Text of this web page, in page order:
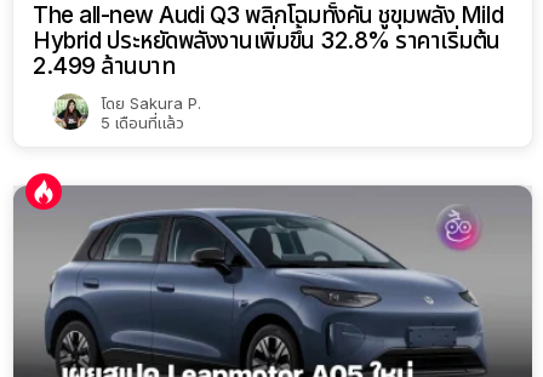
The all-new Audi Q3 พลิกโฉมทั้งคัน ชูขุมพลัง Mild
Hybrid ประหยัดพลังงานเพิ่มขึ้น 32.8% ราคาเริ่มต้น
2.499 ล้านบาท
โดย Sakura P.
5 เดือนที่แล้ว